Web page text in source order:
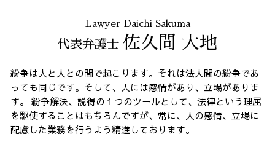
Lawyer Daichi Sakuma
代表弁護士 佐久間 大地
紛争は人と人との間で起こります。それは法人間の紛争であ
っても同じです。そして、人には感情があり、立場がありま
す。 紛争解決、説得の１つのツールとして、法律という理屈
を駆使することはもちろんですが、常に、人の感情、立場に
配慮した業務を行うよう精進しております。